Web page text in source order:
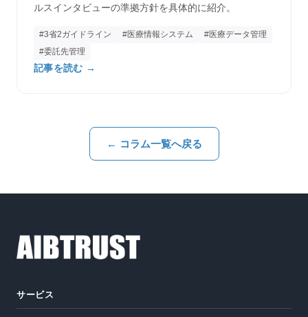
ルスインタビューの準拠方針を具体的に紹介。
#3省2ガイドライン #医療情報システム
#医療データ管理
#委託先管理
記事を読む →
← コラム一覧へ戻る
サービス